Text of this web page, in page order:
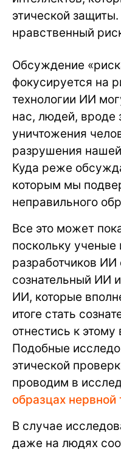
этической
нравственный
Обсуждение
фокусируется на
технологии ИИ
нас, людей, вроде
уничтожения
разрушения
Куда реже
которым мы
неправильного
Все это может
поскольку ученые
разработчиков ИИ
сознательный ИИ
ИИ, которые
итоге стать
отнестись к
Подобные
этической
проводим в
образцах нервной
В случае
даже на людях